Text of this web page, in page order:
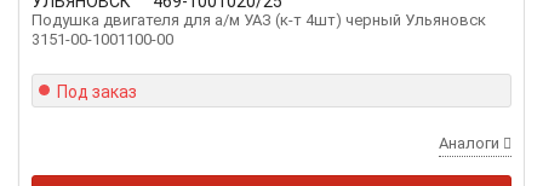
Подушка двигателя для а/м УАЗ (к-т 4шт) черный Ульяновск
3151-00-1001100-00
Под заказ
Аналоги